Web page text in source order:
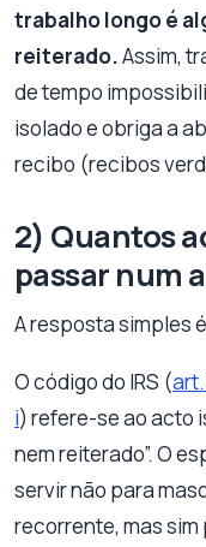
trabalho longo é
reiterado.Assim,
de tempo
isolado e obriga a
recibo (recibos
2) Quantos
passar num
A resposta simples é
O código do IRS (art.
i) refere-se ao acto
nem reiterado”. O
servir não para
recorrente, mas